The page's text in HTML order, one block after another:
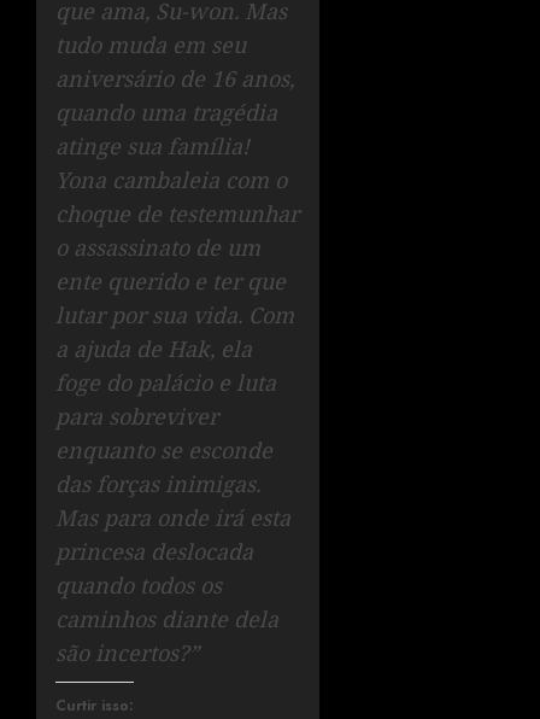
que ama, Su-won. Mas
tudo muda em seu
aniversário de 16 anos,
quando uma tragédia
atinge sua família!
Yona cambaleia com o
choque de testemunhar
o assassinato de um
ente querido e ter que
lutar por sua vida. Com
a ajuda de Hak, ela
foge do palácio e luta
para sobreviver
enquanto se esconde
das forças inimigas.
Mas para onde irá esta
princesa deslocada
quando todos os
caminhos diante dela
são incertos?”
Curtir isso: